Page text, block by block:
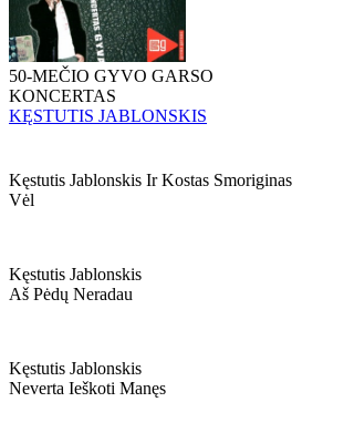
50-MEČIO GYVO GARSO
KONCERTAS
KĘSTUTIS JABLONSKIS
Kęstutis Jablonskis Ir Kostas Smoriginas
Vėl
Kęstutis Jablonskis
Aš Pėdų Neradau
Kęstutis Jablonskis
Neverta Ieškoti Manęs